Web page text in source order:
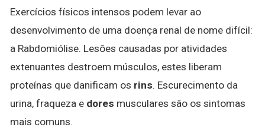
Exercícios físicos intensos podem levar ao
desenvolvimento de uma doença renal de nome difícil:
a Rabdomiólise. Lesões causadas por atividades
extenuantes destroem músculos, estes liberam
proteínas que danificam os rins. Escurecimento da
urina, fraqueza e dores musculares são os sintomas
mais comuns.